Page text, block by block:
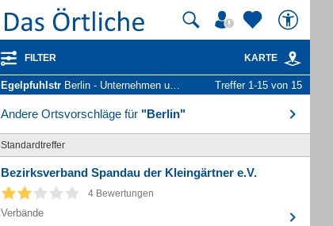
FILTER KARTE
Egelpfuhlstr Berlin - Unternehmen und Personen Treffer 1-15 von 15
Andere Ortsvorschläge für "Berlin"
Standardtreffer
Bezirksverband Spandau der Kleingärtner e.V.
4 Bewertungen
Verbände